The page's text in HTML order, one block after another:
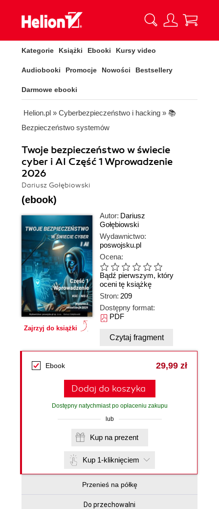
Kategorie Książki Ebooki Kursy video
Audiobooki Promocje Nowości Bestsellery
Darmowe ebooki
Helion.pl » Cyberbezpieczeństwo i hacking » 📚
Bezpieczeństwo systemów
Twoje bezpieczeństwo w świecie
cyber i AI Część 1 Wprowadzenie
2026
Dariusz Gołębiowski
(ebook)
Zajrzyj do książki
Autor: Dariusz
Gołębiowski
Wydawnictwo:
poswojsku.pl
Ocena:
Bądź pierwszym, który
oceni tę książkę
Stron: 209
Dostępny format:
PDF
Czytaj fragment
Ebook 29,99 zł
Dodaj do koszyka
Dostępny natychmiast po opłaceniu zakupu
lub
Kup na prezent
Kup 1-kliknięciem
Przenieś na półkę
Do przechowalni